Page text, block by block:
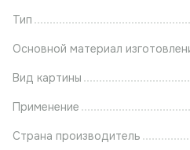
Тип
Основной материал
Вид картины
Применение
Страна производитель